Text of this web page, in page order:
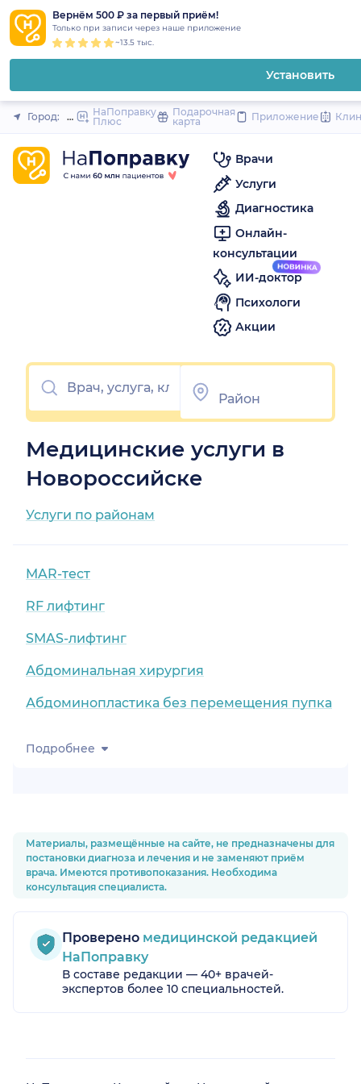
Вернём 500 ₽ за первый приём!
Только при записи через наше приложение
~13.5 тыс.
Установить
Закрыть
Город: Новороссийск
НаПоправку
Плюс
Подарочная
карта
Приложение
Врачи
Услуги
Диагностика
Онлайн-
консультации
ИИ-доктор
Психологи
Акции
Медицинские услуги в
Новороссийске
Услуги по районам
MAR-тест
RF лифтинг
SMAS-лифтинг
Абдоминальная хирургия
Абдоминопластика без перемещения пупка
Подробнее
Материалы, размещённые на сайте, не предназначены для
постановки диагноза и лечения и не заменяют приём
врача. Имеются противопоказания. Необходима
консультация специалиста.
Проверено медицинской редакцией
НаПоправку
В составе редакции — 40+ врачей-
экспертов более 10 специальностей.